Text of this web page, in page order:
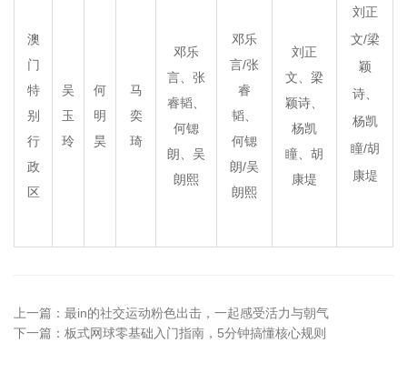
澳
门
特
别
行
政
区
吴
玉
玲
何
明
昊
马
奕
琦
邓乐
言、张
睿韬、
何锶
朗、吴
朗熙
邓乐
言/张
睿
韬、
何锶
朗/吴
朗熙
刘正
文、梁
颖诗、
杨凯
瞳、胡
康堤
刘正
文/梁
颖
诗、
杨凯
瞳/胡
康堤
上一篇： 最in的社交运动粉色出击，一起感受活力与朝气
下一篇： 板式网球零基础入门指南，5分钟搞懂核心规则